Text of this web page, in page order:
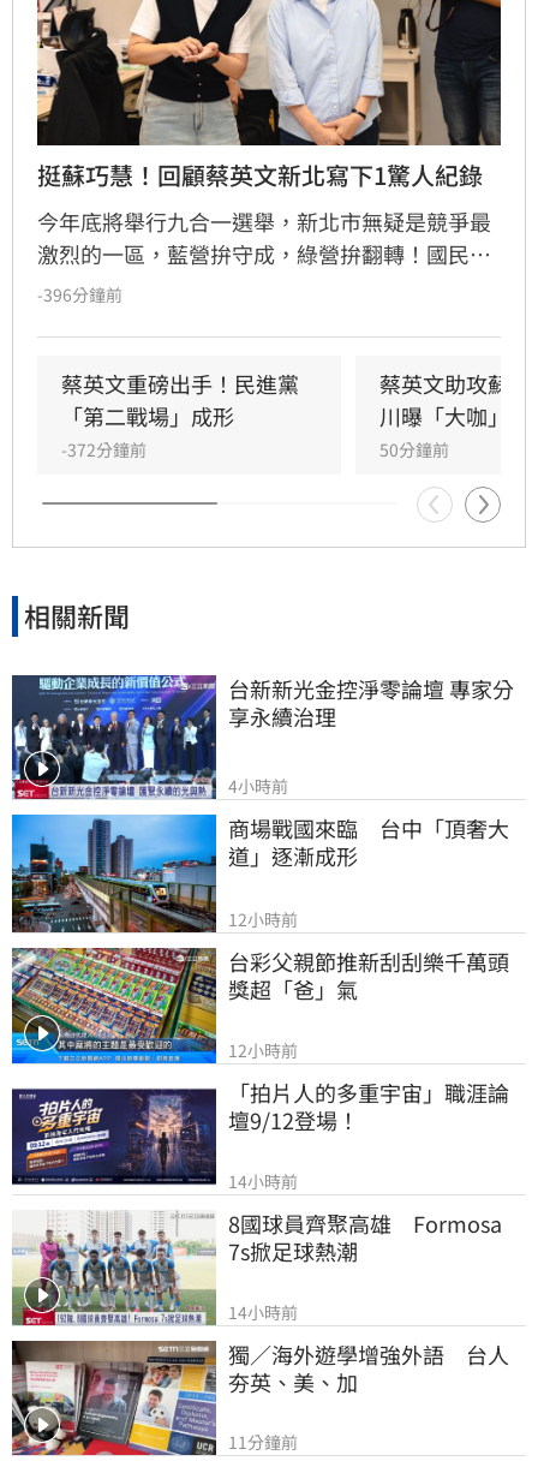
挺蘇巧慧！回顧蔡英文新北寫下1驚人紀錄
今年底將舉行九合一選舉，新北市無疑是競爭最
激烈的一區，藍營拚守成，綠營拚翻轉！國民黨
參選人李四川與民進黨參選人蘇巧慧民調更是呈
主委時，蔡英文一口就答應。完成兩屆總統任期
的蔡英文，除了挾帶超高人氣之外，新北更是她
的「政壇起家厝」，三度在此橫掃百萬票，有望
-396分鐘前
蔡英文重磅出手！民進黨
「第二戰場」成形
-372分鐘前
蔡英文助攻蘇
川曝「大咖」應
50分鐘前
相關新聞
台新新光金控淨零論壇 專家分
享永續治理
4小時前
商場戰國來臨　台中「頂奢大
道」逐漸成形
12小時前
台彩父親節推新刮刮樂千萬頭
獎超「爸」氣
12小時前
「拍片人的多重宇宙」職涯論
壇9/12登場！
14小時前
8國球員齊聚高雄　Formosa
7s掀足球熱潮
14小時前
獨／海外遊學增強外語　台人
夯英、美、加
11分鐘前